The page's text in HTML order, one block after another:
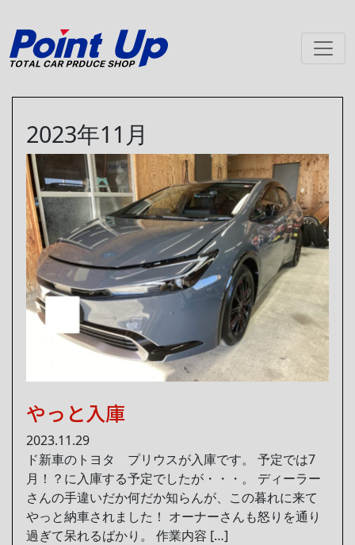
メインナビゲーション
2023年11月
やっと入庫
2023.11.29
ド新車のトヨタ プリウスが入庫です。 予定では7
月！？に入庫する予定でしたが・・・。 ディーラー
さんの手違いだか何だか知らんが、この暮れに来て
やっと納車されました！ オーナーさんも怒りを通り
過ぎて呆れるばかり。 作業内容 […]